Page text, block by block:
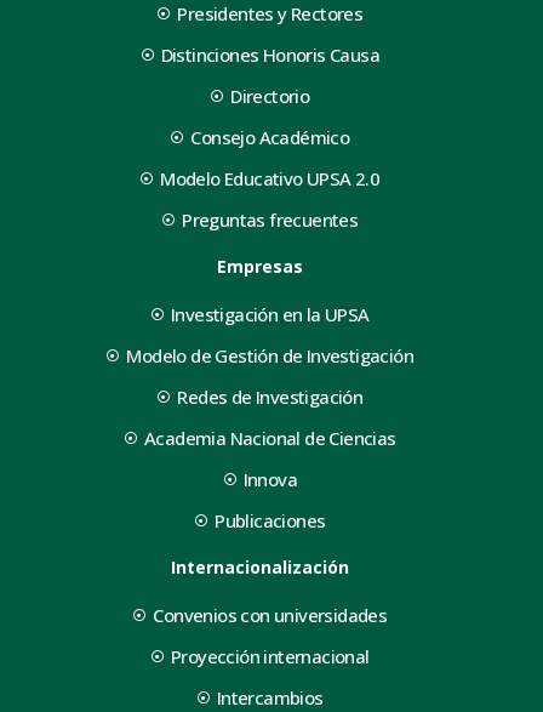
Presidentes y Rectores
Distinciones Honoris Causa
Directorio
Consejo Académico
Modelo Educativo UPSA 2.0
Preguntas frecuentes
Empresas
Investigación en la UPSA
Modelo de Gestión de Investigación
Redes de Investigación
Academia Nacional de Ciencias
Innova
Publicaciones
Internacionalización
Convenios con universidades
Proyección internacional
Intercambios